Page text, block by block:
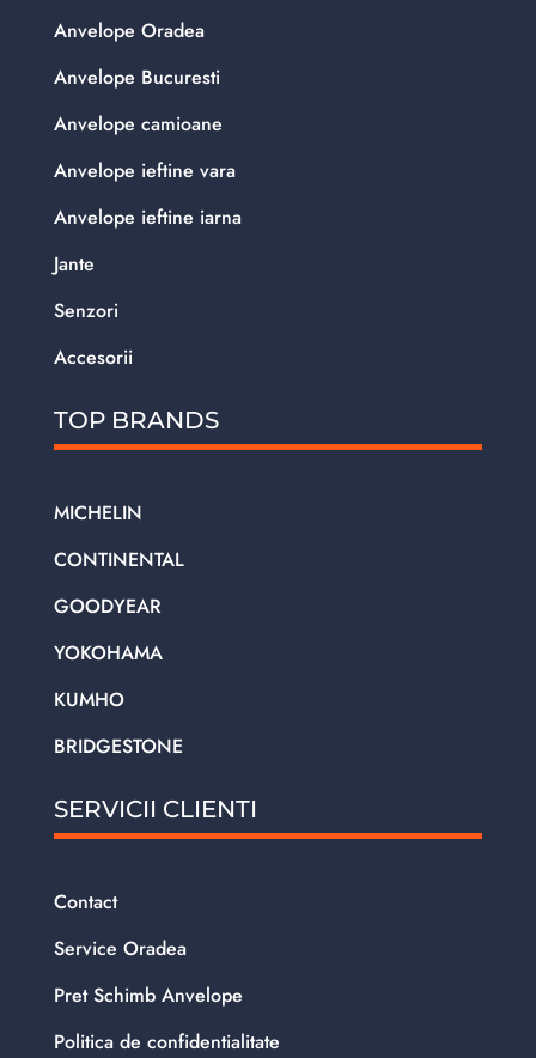
Anvelope Oradea
Anvelope Bucuresti
Anvelope camioane
Anvelope ieftine vara
Anvelope ieftine iarna
Jante
Senzori
Accesorii
TOP BRANDS
MICHELIN
CONTINENTAL
GOODYEAR
YOKOHAMA
KUMHO
BRIDGESTONE
SERVICII CLIENTI
Contact
Service Oradea
Pret Schimb Anvelope
Politica de confidentialitate